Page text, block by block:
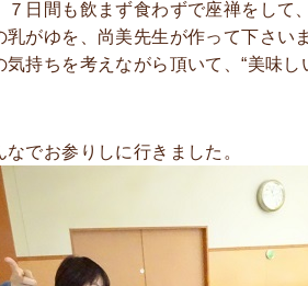
日間も飲まず食わずで座禅をして
乳がゆを、尚美先生が作って下さい
気持ちを考えながら頂いて、“美
なでお参りしに行きました。